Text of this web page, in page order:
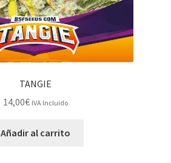
TANGIE
14,00€ IVA Incluido
Añadir al carrito